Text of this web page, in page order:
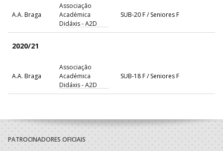
A.A. Braga
Associação
Académica
Didáxis - A2D
SUB-20 F / Seniores F
2020/21
A.A. Braga
Associação
Académica
Didáxis - A2D
SUB-18 F / Seniores F
A.A. Braga
Associação
Académica
Didáxis - A2D
Juvenis F / Juniores F
PATROCINADORES OFICIAIS